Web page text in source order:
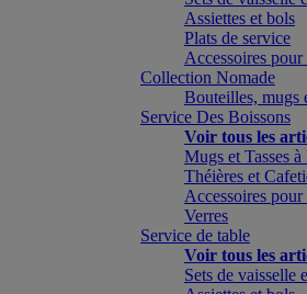
Assiettes et bols
Plats de service
Accessoires pour
Collection Nomade
Bouteilles, mugs
Service Des Boissons
Voir tous les
Mugs et Tasses à
Théières et
Accessoires
Verres
Service de table
Voir tous les
Sets de vaisselle